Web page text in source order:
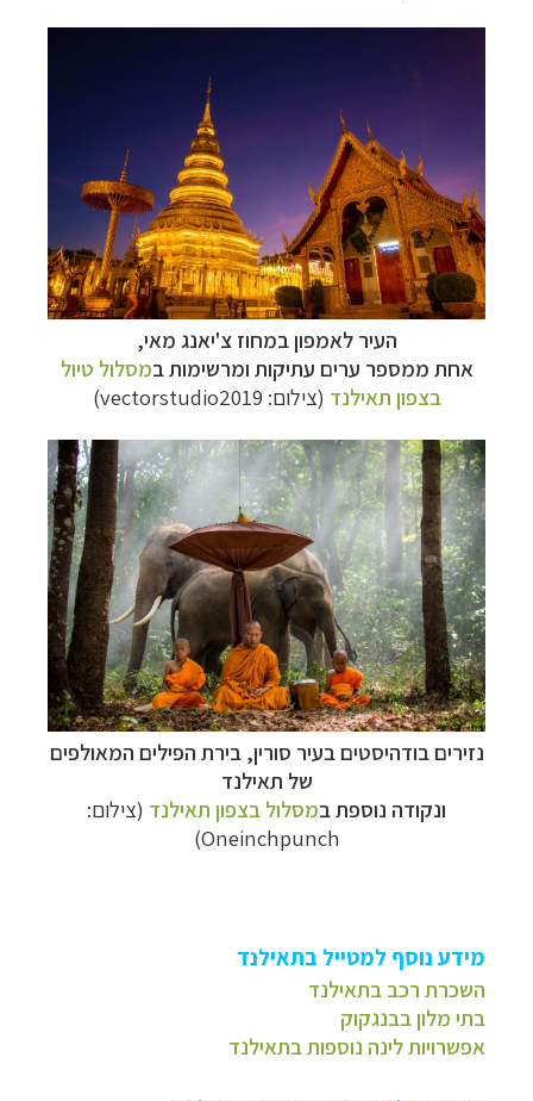
העיר לאמפוןבמחוז צ'יאנג מאי,
אחת ממספר ערים עתיקות ומרשימות במסלול טיול
בצפון תאילנד (צילום: vectorstudio2019)
נזירים בודהיסטים בעיר סורין, בירת הפילים המאולפים
של תאילנד
ונקודה נוספת במסלול בצפון תאילנד (צילום:
Oneinchpunch)
מידע נוסף למטייל בתאילנד
השכרת רכב בתאילנד
בתי מלון בבנגקוק
אפשרויות לינה נוספות בתאילנד